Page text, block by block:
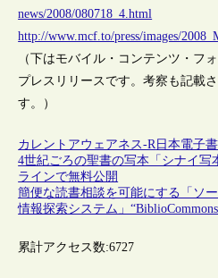
news/2008/080718_4.html
http://www.mcf.to/press/images/
（下はモバイル・コンテンツ・フ
プレスリリースです。考察も記載
す。）
カレントアウェアネス-R日本電子
4世紀ごろの聖書の写本「シナイ写
ラインで無料公開
簡便な読書相談を可能にする「ソ
情報探索システム」
累計アクセス数:6727